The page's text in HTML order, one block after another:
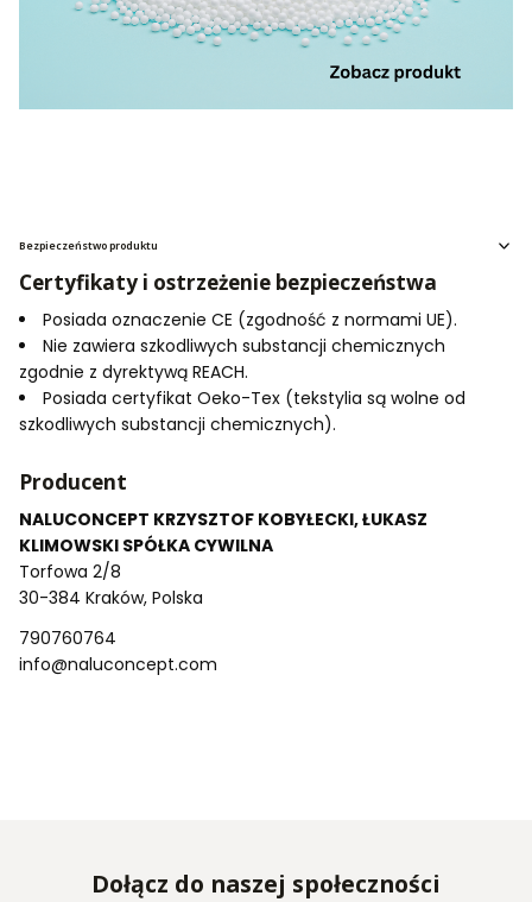
Bezpieczeństwo produktu
Certyfikaty i ostrzeżenie bezpieczeństwa
Posiada oznaczenie CE (zgodność z normami UE).
Nie zawiera szkodliwych substancji chemicznych
zgodnie z dyrektywą REACH.
Posiada certyfikat Oeko-Tex (tekstylia są wolne od
szkodliwych substancji chemicznych).
Producent
NALUCONCEPT KRZYSZTOF KOBYŁECKI, ŁUKASZ
KLIMOWSKI SPÓŁKA CYWILNA
Torfowa 2/8
30-384 Kraków, Polska
790760764
info@naluconcept.com
Dołącz do naszej społeczności